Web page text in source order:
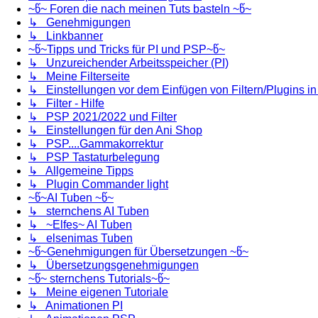
~წ~ Foren die nach meinen Tuts basteln ~წ~
↳ Genehmigungen
↳ Linkbanner
~წ~Tipps und Tricks für PI und PSP~წ~
↳ Unzureichender Arbeitsspeicher (PI)
↳ Meine Filterseite
↳ Einstellungen vor dem Einfügen von Filtern/Plugins in
↳ Filter - Hilfe
↳ PSP 2021/2022 und Filter
↳ Einstellungen für den Ani Shop
↳ PSP....Gammakorrektur
↳ PSP Tastaturbelegung
↳ Allgemeine Tipps
↳ Plugin Commander light
~წ~AI Tuben ~წ~
↳ sternchens AI Tuben
↳ ~Elfes~ AI Tuben
↳ elsenimas Tuben
~წ~Genehmigungen für Übersetzungen ~წ~
↳ Übersetzungsgenehmigungen
~წ~ sternchens Tutorials~წ~
↳ Meine eigenen Tutoriale
↳ Animationen PI